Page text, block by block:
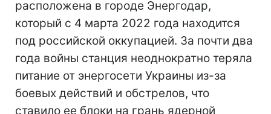
расположена в городе Энергодар,
который с 4 марта 2022 года находится
под российской оккупацией. За почти два
года войны станция неоднократно теряла
питание от энергосети Украины из-за
боевых действий и обстрелов, что
ставило ее блоки на грань ядерной